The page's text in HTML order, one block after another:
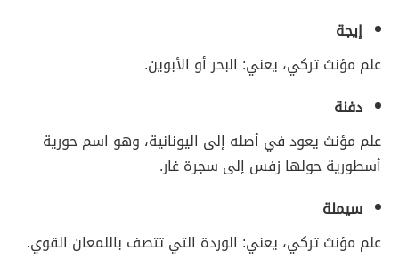
إيجة
علم مؤنث تركي، يعني: البحر أو الأبوين.
دفنة
علم مؤنث يعود في أصله إلى اليونانية، وهو اسم حورية
أسطورية حولها زفس إلى سجرة غار.
سيملة
علم مؤنث تركي، يعني: الوردة التي تتصف باللمعان القوي.